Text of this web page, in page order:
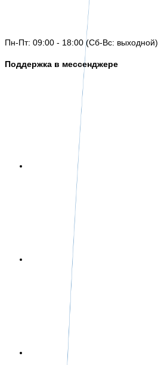
Пн-Пт: 09:00 - 18:00 (Сб-Вс: выходной)
Поддержка в мессенджере